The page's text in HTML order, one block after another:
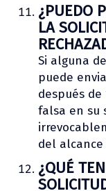
¿PUEDO
LA
Si alguna
puede
después
falsa en su
del alcance
¿QUÉ